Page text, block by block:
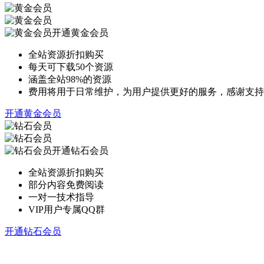
开通黄金会员
全站资源折扣购买
每天可下载50个资源
涵盖全站98%的资源
费用将用于日常维护，为用户提供更好的服务，感谢支持
开通黄金会员
开通钻石会员
全站资源折扣购买
部分内容免费阅读
一对一技术指导
VIP用户专属QQ群
开通钻石会员